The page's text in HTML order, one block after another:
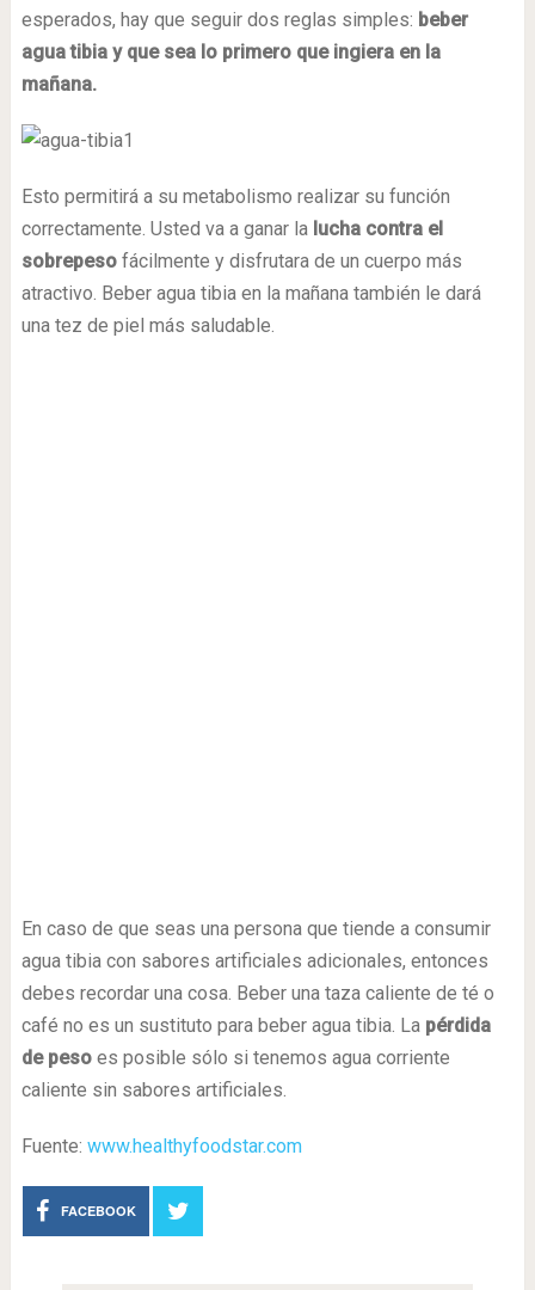
esperados, hay que seguir dos reglas simples: beber
agua tibia y que sea lo primero que ingiera en la
mañana.
Esto permitirá a su metabolismo realizar su función
correctamente. Usted va a ganar la lucha contra el
sobrepesofácilmente y disfrutara de un cuerpo más
atractivo. Beber agua tibia en la mañana también le dará
una tez de piel más saludable.
En caso de que seas una persona que tiende a consumir
agua tibia con sabores artificiales adicionales, entonces
debes recordar una cosa. Beber una taza caliente de té o
café no es un sustituto para beber agua tibia. Lapérdida
de pesoes posible sólo si tenemos agua corriente
caliente sin sabores artificiales.
Fuente: www.healthyfoodstar.com
FACEBOOK